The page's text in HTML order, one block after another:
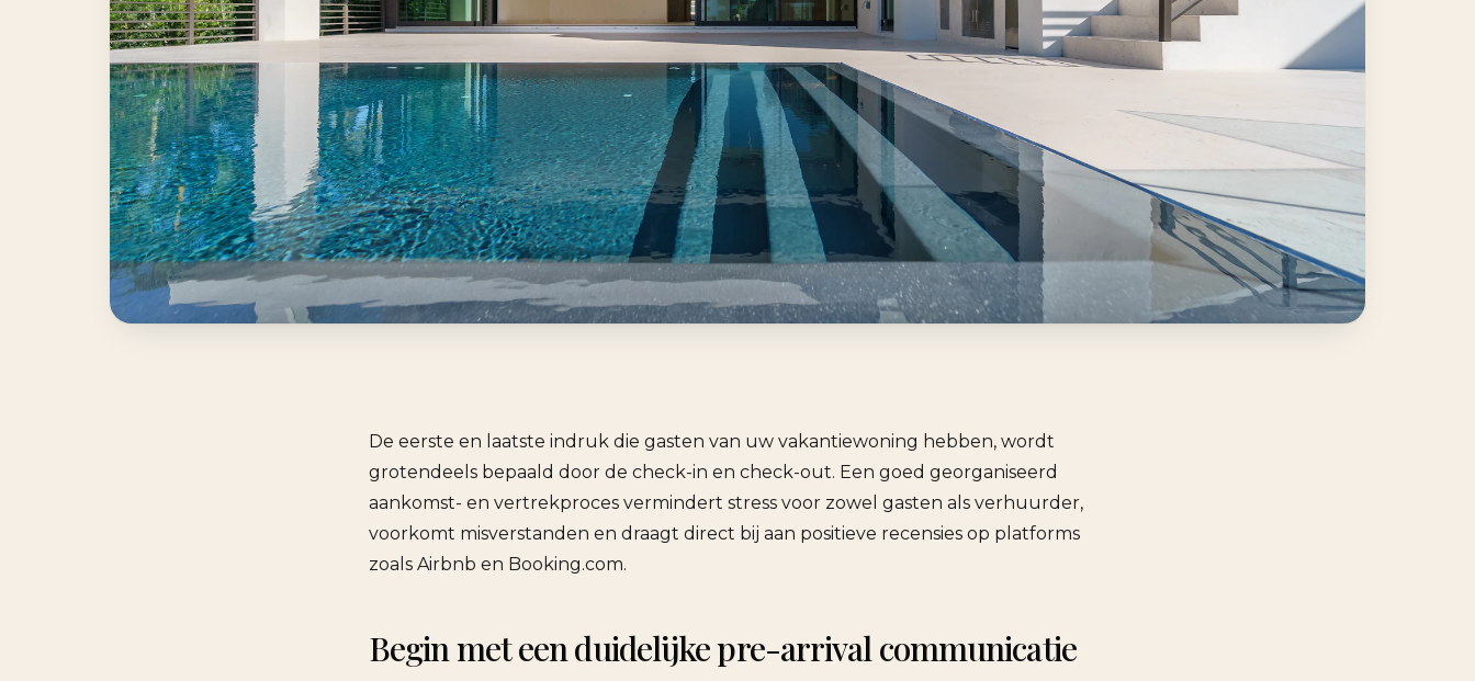
De eerste en laatste indruk die gasten van uw vakantiewoning hebben, wordt
grotendeels bepaald door de check-in en check-out. Een goed georganiseerd
aankomst- en vertrekproces vermindert stress voor zowel gasten als verhuurder,
voorkomt misverstanden en draagt direct bij aan positieve recensies op platforms
zoals Airbnb en Booking.com.
Begin met een duidelijke pre-arrival communicatie